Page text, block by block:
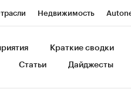
Недвижимость
Спецпроекты СПб
Краткие сводки
Статьи Дайджесты